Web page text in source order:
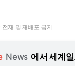
재 및 재배포 금지
News 에서 세계